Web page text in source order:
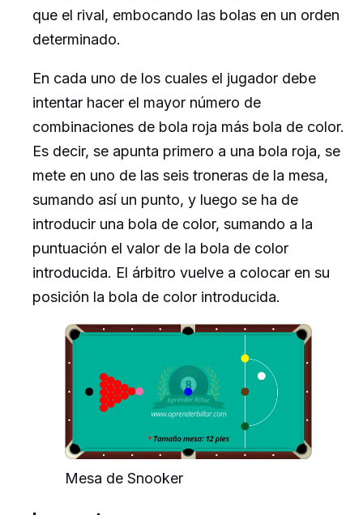
que el rival, embocando las bolas en un orden
determinado.
En cada uno de los cuales el jugador debe
intentar hacer el mayor número de
combinaciones de bola roja más bola de color.
Es decir, se apunta primero a una bola roja, se
mete en uno de las seis troneras de la mesa,
sumando así un punto, y luego se ha de
introducir una bola de color, sumando a la
puntuación el valor de la bola de color
introducida. El árbitro vuelve a colocar en su
posición la bola de color introducida.
Mesa de Snooker